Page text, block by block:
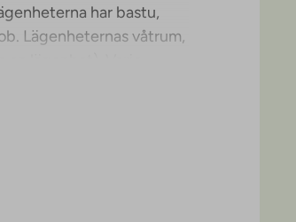
har bastu,
Lägenheternas våtrum,
parkeringsplats med